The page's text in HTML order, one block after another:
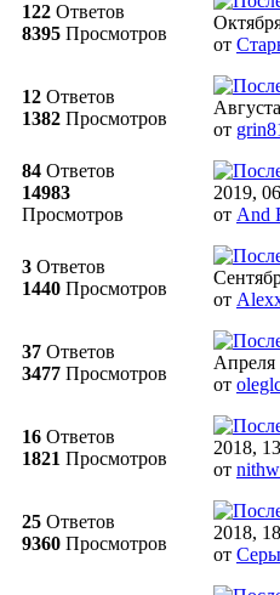
122 Ответов
8395 Просмотров
от
12 Ответов
1382 Просмотров
от
84 Ответов
14983
Просмотров
2019,
от And
3 Ответов
1440 Просмотров
от
37 Ответов
3477 Просмотров
Апреля
от
16 Ответов
1821 Просмотров
2018,
от
25 Ответов
9360 Просмотров
2018,
от